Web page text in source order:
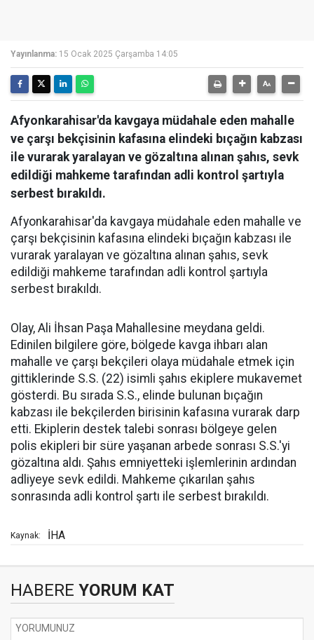
Yayınlanma: 15 Ocak 2025 Çarşamba 14:05
Afyonkarahisar'da kavgaya müdahale eden mahalle
ve çarşı bekçisinin kafasına elindeki bıçağın kabzası
ile vurarak yaralayan ve gözaltına alınan şahıs, sevk
edildiği mahkeme tarafından adli kontrol şartıyla
serbest bırakıldı.
Afyonkarahisar'da kavgaya müdahale eden mahalle ve
çarşı bekçisinin kafasına elindeki bıçağın kabzası ile
vurarak yaralayan ve gözaltına alınan şahıs, sevk
edildiği mahkeme tarafından adli kontrol şartıyla
serbest bırakıldı.
Olay, Ali İhsan Paşa Mahallesine meydana geldi.
Edinilen bilgilere göre, bölgede kavga ihbarı alan
mahalle ve çarşı bekçileri olaya müdahale etmek için
gittiklerinde S.S. (22) isimli şahıs ekiplere mukavemet
gösterdi. Bu sırada S.S., elinde bulunan bıçağın
kabzası ile bekçilerden birisinin kafasına vurarak darp
etti. Ekiplerin destek talebi sonrası bölgeye gelen
polis ekipleri bir süre yaşanan arbede sonrası S.S.'yi
gözaltına aldı. Şahıs emniyetteki işlemlerinin ardından
adliyeye sevk edildi. Mahkeme çıkarılan şahıs
sonrasında adli kontrol şartı ile serbest bırakıldı.
Kaynak: İHA
HABERE YORUM KAT